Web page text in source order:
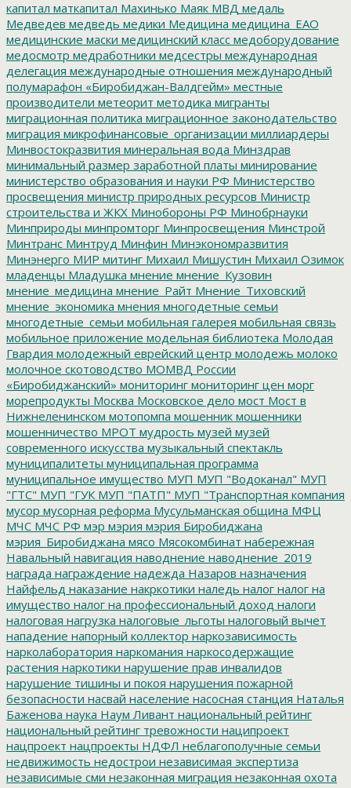
капитал маткапитал Махинько Маяк МВД медаль
Медведев медведь медики Медицина медицина_ЕАО
медицинские маски медицинский класс медоборудование
медосмотр медработники медсестры международная
делегация международные отношения международный
полумарафон «Биробиджан-Валдгейм» местные
производители метеорит методика мигранты
миграционная политика миграционное законодательство
миграция микрофинансовые_организации миллиардеры
Минвостокразвития минеральная вода Минздрав
минимальный размер заработной платы минирование
министерство образования и науки РФ Министерство
просвещения министр природных ресурсов Министр
строительства и ЖКХ Минобороны РФ Минобрнауки
Минприроды минпромторг Минпросвещения Минстрой
Минтранс Минтруд Минфин Минэкономразвития
Минэнерго МИР митинг Михаил Мишустин Михаил Озимок
младенцы Младушка мнение мнение_Кузовин
мнение_медицина мнение_Райт Мнение_Тиховский
мнение_экономика мнения многодетные семьи
многодетные_семьи мобильная галерея мобильная связь
мобильное приложение модельная библиотека Молодая
Гвардия молодежный еврейский центр молодежь молоко
молочное скотоводство МОМВД России
«Биробиджанский» мониторинг мониторинг цен морг
морепродукты Москва Московское дело мост Мост в
Нижнеленинском мотопомпа мошенник мошенники
мошенничество МРОТ мудрость музей музей
современного искусства музыкальный спектакль
муниципалитеты муниципальная программа
муниципальное имущество МУП МУП "Водоканал" МУП
"ГТС" МУП "ГУК МУП "ПАТП" МУП "Транспортная компания
мусор мусорная реформа Мусульманская община МФЦ
МЧС МЧС РФ мэр мэрия мэрия Биробиджана
мэрия_Биробиджана мясо Мясокомбинат набережная
Навальный навигация наводнение наводнение_2019
награда награждение надежда Назаров назначения
Найфельд наказание накркотики наледь налог налог на
имущество налог на профессиональный доход налоги
налоговая нагрузка налоговые_льготы налоговый вычет
нападение напорный коллектор наркозависимость
нарколаборатория наркомания наркосодержащие
растения наркотики нарушение прав инвалидов
нарушение тишины и покоя нарушения пожарной
безопасности насвай население насосная станция Наталья
Баженова наука Наум Ливант национальный рейтинг
национальный рейтинг тревожности наципроект
нацпроект нацпроекты НДФЛ неблагополучные семьи
недвижимость недострои независимая экспертиза
независимые сми незаконная миграция незаконная охота